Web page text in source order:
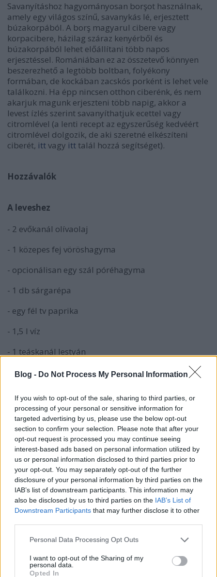
Blog - Do Not Process My Personal Information
If you wish to opt-out of the sale, sharing to third parties, or
processing of your personal or sensitive information for
targeted advertising by us, please use the below opt-out
section to confirm your selection. Please note that after your
opt-out request is processed you may continue seeing
interest-based ads based on personal information utilized by
us or personal information disclosed to third parties prior to
your opt-out. You may separately opt-out of the further
disclosure of your personal information by third parties on the
IAB’s list of downstream participants. This information may
also be disclosed by us to third parties on the IAB’s List of
Downstream Participants that may further disclose it to other
Please note that this website/app uses one or more Google
not limited to your visit or usage behaviour. You may click to
grant or deny consent to Google and its third-party tags to
Personal Data Processing Opt Outs
I want to opt-out of the Sharing of my
personal data.
Opted In
Savanyításhoz hagyományosan borşot használnak,
amely egy világos színű, savanykás lé, erjesztett
búzakorpából. A borş magyarul cibere vagy
korpacibere, házilag száraz kenyérből és
búzakorpából lehet előállítani több napos
erjesztéssel. Romániában ez az összetevő könnyen
beszerezhető a legtöbb boltban, folyékony
formában, de kockában zacskós porként is lehet vele
találkozni. Ha épp nincsen otthon ciberénk, és nem
akarjuk magunk erjeszteni több napig, akkor a
levest ízlés szerint savanyíthatjuk ecettel vagy
citromlével (a lenti recept az egyszerűség kedvéért
citromlével dolgozik, de aki szeretné elkészíteni
ciberét, ittvagy itt talál hozzá segítséget).
Hozzávalók
A leveshez
- 2 evőkanál olívaolaj
- 1 közepes fej vöröshagyma
- opcionálisan egy szál póréhagyma
- 1 db sárgarépa
- egy fél tv paprika
- 1,5 l víz
- 1 teáskanál lestyán
- 1 teáskanál zellerzöld
- kapor ízlés szerint
- 1-3 evőkanál citromlé (cibere híján)
- tálaláskor tejföl
A húsgombóchoz
- 250 g sertés darált hús
- 30-40 g rizs
- egy apróra vágott hagyma